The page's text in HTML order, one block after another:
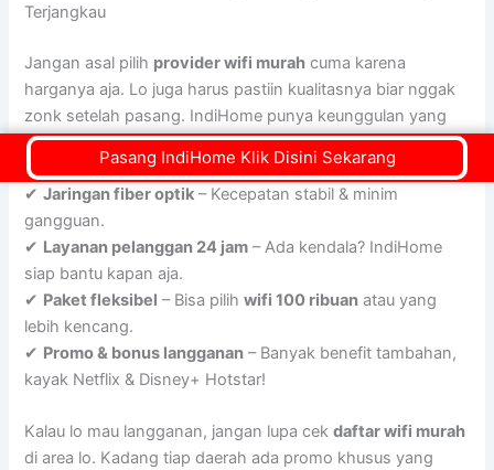
Terjangkau
Jangan asal pilih provider wifi murah cuma karena
harganya aja. Lo juga harus pastiin kualitasnya biar nggak
zonk setelah pasang. IndiHome punya keunggulan yang
bikin lo nggak perlu khawatir:
✔Jaringan fiber optik – Kecepatan stabil & minim
gangguan.
✔ Layanan pelanggan 24 jam – Ada kendala? IndiHome
siap bantu kapan aja.
✔ Paket fleksibel – Bisa pilihwifi 100 ribuan atau yang
lebih kencang.
✔ Promo & bonus langganan – Banyak benefit tambahan,
kayak Netflix & Disney+ Hotstar!
Kalau lo mau langganan, jangan lupa cekdaftar wifi murah
di area lo. Kadang tiap daerah ada promo khusus yang
Pasang IndiHome Klik Disini Sekarang